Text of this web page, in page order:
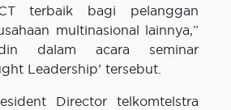
terbaik bagi pelanggan
multinasional lainnya,”
dalam acara seminar
Leadership’ tersebut.
Director telkomtelstra